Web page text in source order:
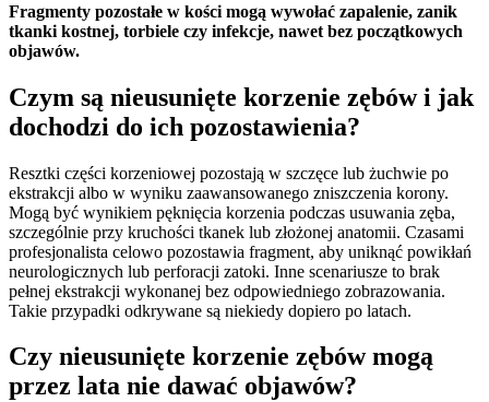
Fragmenty pozostałe w kości mogą wywołać zapalenie, zanik
tkanki kostnej, torbiele czy infekcje, nawet bez początkowych
objawów.
Czym są nieusunięte korzenie zębów i jak
dochodzi do ich pozostawienia?
Resztki części korzeniowej pozostają w szczęce lub żuchwie po
ekstrakcji albo w wyniku zaawansowanego zniszczenia korony.
Mogą być wynikiem pęknięcia korzenia podczas usuwania zęba,
szczególnie przy kruchości tkanek lub złożonej anatomii. Czasami
profesjonalista celowo pozostawia fragment, aby uniknąć powikłań
neurologicznych lub perforacji zatoki. Inne scenariusze to brak
pełnej ekstrakcji wykonanej bez odpowiedniego zobrazowania.
Takie przypadki odkrywane są niekiedy dopiero po latach.
Czy nieusunięte korzenie zębów mogą
przez lata nie dawać objawów?